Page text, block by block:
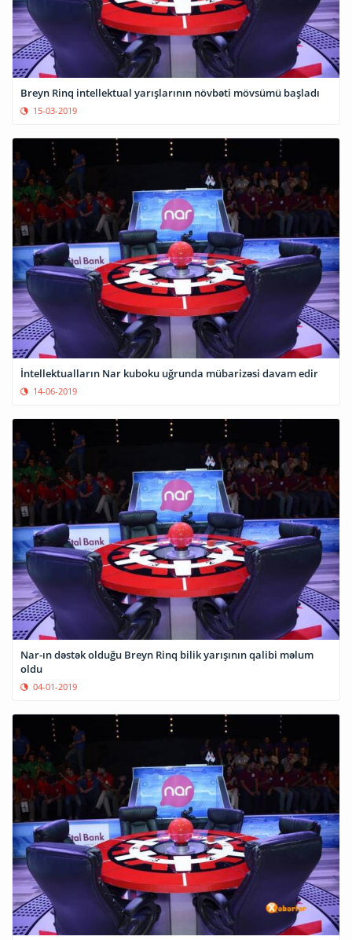
Breyn Rinq intellektual yarışlarının növbəti mövsümü başladı
15-03-2019
İntellektualların Nar kuboku uğrunda mübarizəsi davam edir
14-06-2019
Nar-ın dəstək olduğu Breyn Rinq bilik yarışının qalibi məlum
oldu
04-01-2019